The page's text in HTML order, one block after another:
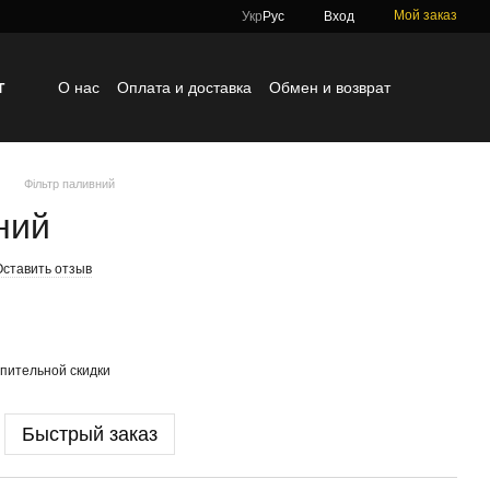
Укр Рус Вход Мой заказ
О нас Оплата и доставка
Обмен и возврат
Фільтр паливний
отзыв
скидки
Быстрый заказ